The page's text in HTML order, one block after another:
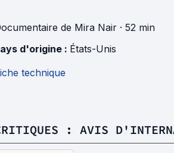
de Mira Nair · 52 min
d'origine : États-Unis
technique
: AVIS